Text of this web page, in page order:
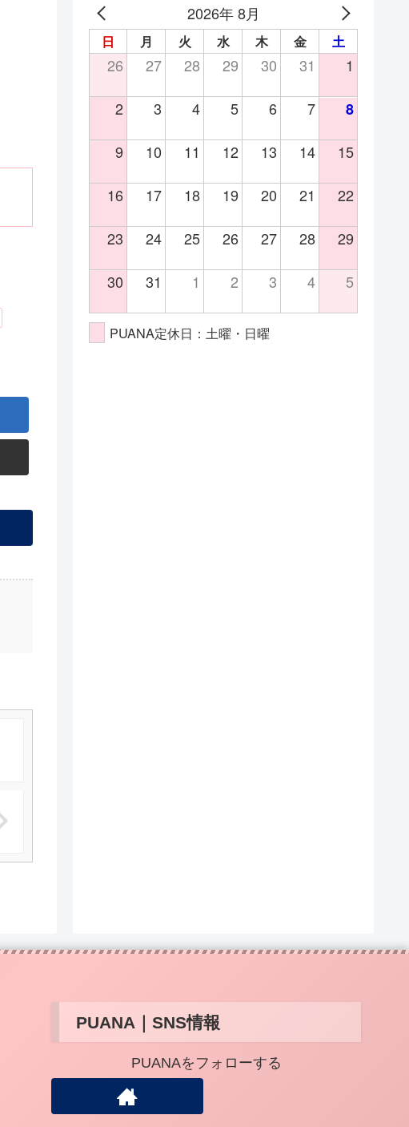
2026年 8月
日 月 火 水 木 金 土
26 27 28 29 30 31 1
2 3 4 5 6 7 8
9 10 11 12 13 14 15
16 17 18 19 20 21 22
23 24 25 26 27 28 29
30 31 1 2 3 4 5
PUANA定休日：土曜・日曜
PUANA｜SNS情報
PUANAをフォローする